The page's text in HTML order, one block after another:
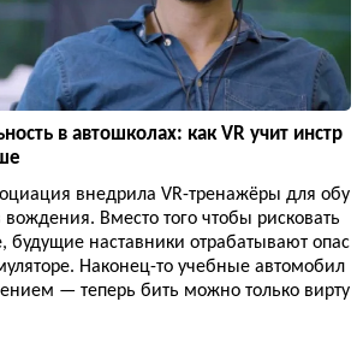
в автошколах: как VR учит инстр
внедрила VR-тренажёры для обу
вождения. Вместо того чтобы рисковать
будущие наставники отрабатывают опас
Наконец-то учебные автомобил
— теперь бить можно только вирту